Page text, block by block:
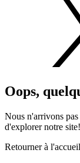
Oops,
Nous n'arrivons
d'explorer notre site!
Retourner à l'accueil